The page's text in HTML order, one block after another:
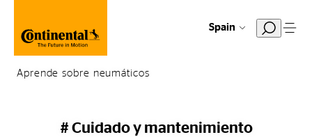
Spain
Aprende sobre neumáticos
# Cuidado y mantenimiento